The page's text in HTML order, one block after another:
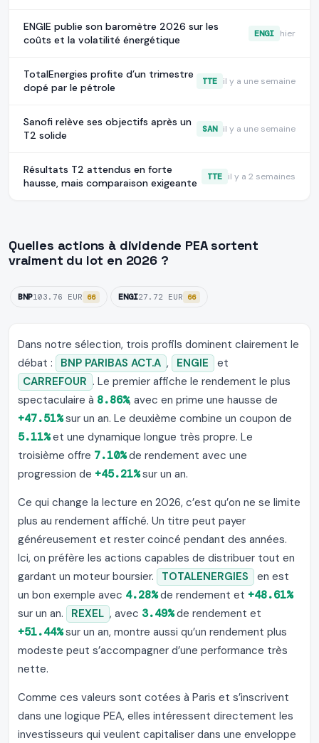
ENGIE publie son baromètre 2026 sur les
coûts et la volatilité énergétique
ENGI hier
TotalEnergies profite d’un trimestre
dopé par le pétrole
TTE il y a une semaine
Sanofi relève ses objectifs après un
T2 solide
SAN il y a une semaine
Résultats T2 attendus en forte
hausse, mais comparaison exigeante
TTE il y a 2 semaines
Quelles actions à dividende PEA sortent
vraiment du lot en 2026 ?
BNP103.76 EUR 66 ENGI27.72 EUR 66
Dans notre sélection, trois profils dominent clairement le
débat :
BNP PARIBAS ACT.A , ENGIE
et
CARREFOUR . Le premier affiche le rendement le plus
spectaculaire à 8.86%, avec en prime une hausse de
+47.51%sur un an. Le deuxième combine un coupon de
5.11%et une dynamique longue très propre. Le
troisième offre 7.10%de rendement avec une
progression de +45.21%sur un an.
Ce qui change la lecture en 2026, c’est qu’on ne se limite
plus au rendement affiché. Un titre peut payer
généreusement et rester coincé pendant des années.
Ici, on préfère les actions capables de distribuer tout en
gardant un moteur boursier.
TOTALENERGIES
en est
un bon exemple avec 4.28%de rendement et +48.61%
sur un an.
REXEL , avec 3.49%de rendement et
+51.44%sur un an, montre aussi qu’un rendement plus
modeste peut s’accompagner d’une performance très
nette.
Comme ces valeurs sont cotées à Paris et s’inscrivent
dans une logique PEA, elles intéressent directement les
investisseurs qui veulent capitaliser dans une enveloppe